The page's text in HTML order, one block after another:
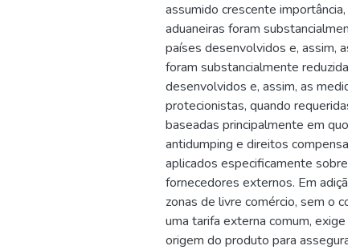
assumido crescente importância,
aduaneiras foram
países desenvolvidos e, assim, as
foram substancialmente reduzidas
desenvolvidos e, assim, as
protecionistas, quando
baseadas principalmente em
antidumping e direitos
aplicados especificamente sobre
fornecedores externos. Em
zonas de livre comércio, sem o
uma tarifa externa comum, exige
origem do produto para assegurar